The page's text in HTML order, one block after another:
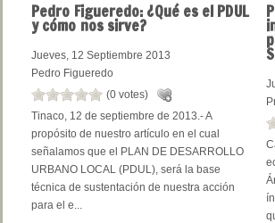
Pedro Figueredo: ¿Qué es el PDUL
y cómo nos sirve?
Jueves, 12 Septiembre 2013
Pedro Figueredo
(0 votes)
Tinaco, 12 de septiembre de 2013.- A
propósito de nuestro artículo en el cual
señalamos que el PLAN DE DESARROLLO
URBANO LOCAL (PDUL), será la base
técnica de sustentación de nuestra acción
para el e...